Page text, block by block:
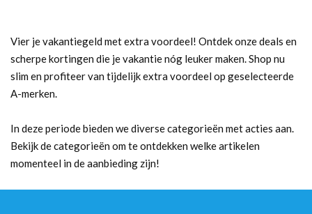
Vier je vakantiegeld met extra voordeel! Ontdek onze deals en
scherpe kortingen die je vakantie nóg leuker maken. Shop nu
slim en profiteer van tijdelijk extra voordeel op geselecteerde
A-merken.
In deze periode bieden we diverse categorieën met acties aan.
Bekijk de categorieën om te ontdekken welke artikelen
momenteel in de aanbieding zijn!